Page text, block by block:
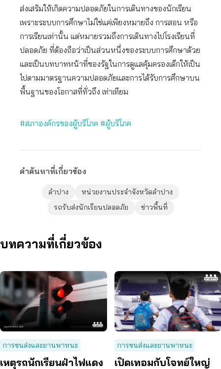
ส่งเสริมให้เกิดความปลอดภัยในการเดินทางของนักเรียน
เพราะระบบการศึกษาไม่ใช่แค่เพียงหมายถึง การสอน หรือ
การเรียนเท่านั้น แต่หมายรวมถึงการเดินทางไปโรงเรียนที่
ปลอดภัย ที่ต้องถือว่าเป็นส่วนหนึ่งของระบบการศึกษาด้วย
และเป็นบทบาทหน้าที่ของรัฐในการดูแลคุ้มครองเด็กให้เป็น
ไปตามมาตรฐานความปลอดภัยและการได้รับการศึกษาบน
พื้นฐานของโอกาสที่ทั่วถึง เท่าเทียม
#สภาองค์กรของผู้บริโภค #ผู้บริโภค
คำค้นหาที่เกี่ยวข้อง
ลำปาง
หน่วยงานประจำจังหวัดลำปาง
รถรับส่งนักเรียนปลอดภัย
ข่าวพื้นที่
บทความที่เกี่ยวข้อง
การขนส่งและยานพาหนะ
เหตุรถนักเรียนฝ่าไฟแดง
การขนส่งและยานพาหนะ
เปิดเทอมกับโจทย์ใหญ่